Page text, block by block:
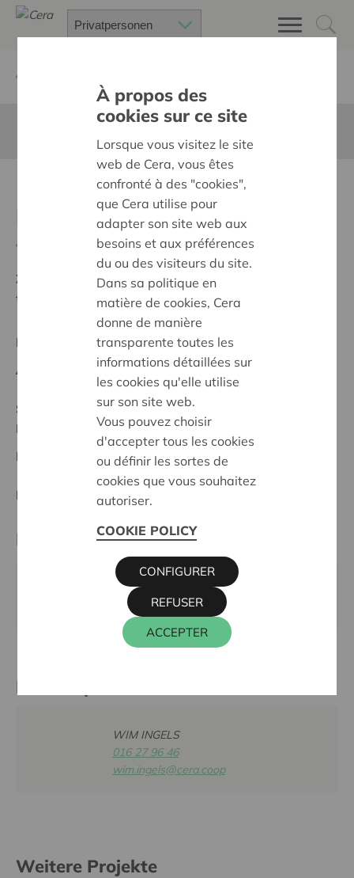
Koolzak Ommegang
buurtfeest
Ziel:
Des quartiers chaleureux et bienveillants pour
tous
Regionales Projekt
Anfangsdatum:09/10/2024
Stand :
Complete
Ieper-Poperinge
Datum:
09/10/2024
Entscheidung:Approved
Partner
VZW KOOLZAK OMMEGANG, MAGERHEIDSTRAAT
74, 8940 WERVIK
Kontaktperson
WIM INGELS
016 27 96 46
wim.ingels@cera.coop
Weitere Projekte
À propos des
cookies sur ce site
Lorsque vous visitez le site
web de Cera, vous êtes
confronté à des "cookies",
que Cera utilise pour
adapter son site web aux
besoins et aux préférences
du ou des visiteurs du site.
Dans sa politique en
matière de cookies, Cera
donne de manière
transparente toutes les
informations détaillées sur
les cookies qu'elle utilise
sur son site web.
Vous pouvez choisir
d'accepter tous les cookies
ou définir les sortes de
cookies que vous souhaitez
autoriser.
COOKIE POLICY
ACCEPTER
REFUSER
CONFIGURER